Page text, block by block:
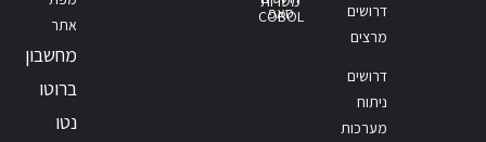
דרושים
מרצים
דרושים
ניתוח
מערכות
סאפ
COBOL
אתר
מחשבון
ברוטו
נטו